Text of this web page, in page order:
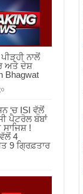
ਨਾਲੋਂ
ਅਤੇ ਦੇਸ਼
Bhagwat
‘ਚ ISI ਵੱਲੋਂ
ਪੈਟਰੋਲ ਬੰਬਾਂ
ਸਾਜਿਸ਼ !
4
9 ਗ੍ਰਿਫ਼ਤਾਰ